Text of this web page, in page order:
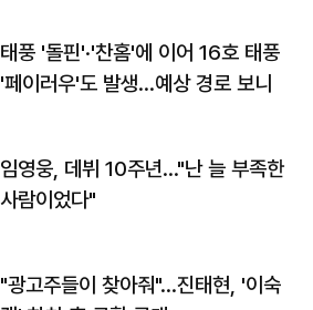
태풍 '돌핀'·'찬홈'에 이어 16호 태풍
'페이러우'도 발생…예상 경로 보니
임영웅, 데뷔 10주년…"난 늘 부족한
사람이었다"
"광고주들이 찾아줘"…진태현, '이숙